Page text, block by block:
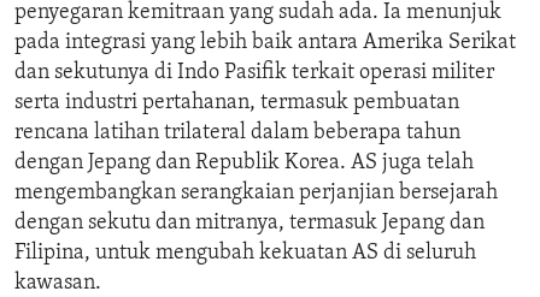
penyegaran kemitraan yang sudah ada. Ia menunjuk
pada integrasi yang lebih baik antara Amerika Serikat
dan sekutunya di Indo Pasifik terkait operasi militer
serta industri pertahanan, termasuk pembuatan
rencana latihan trilateral dalam beberapa tahun
dengan Jepang dan Republik Korea. AS juga telah
mengembangkan serangkaian perjanjian bersejarah
dengan sekutu dan mitranya, termasuk Jepang dan
Filipina, untuk mengubah kekuatan AS di seluruh
kawasan.